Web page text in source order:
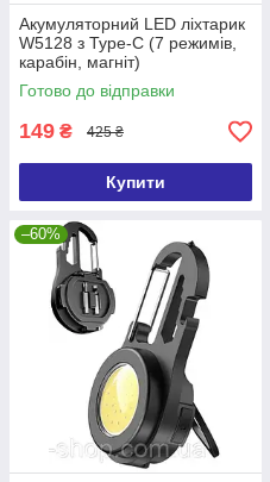
Акумуляторний LED ліхтарик
W5128 з Type-C (7 режимів,
карабін, магніт)
Готово до відправки
149 ₴ 425 ₴
Купити
–60%